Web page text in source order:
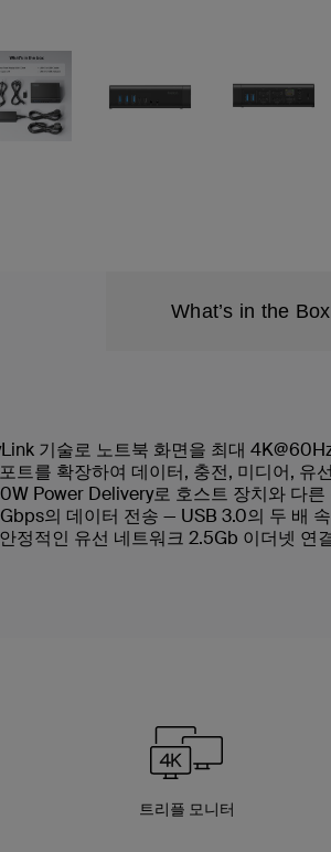
What’s in the Box
기술로 노트북 화면을 최대
트를 확장하여 데이터, 충전, 미디어, 유
Power Delivery로 호스트 장치와 다른
의 데이터 전송 — USB 3.0의 두 배
정적인 유선 네트워크 2.5Gb 이더넷 연
트리플 모니터